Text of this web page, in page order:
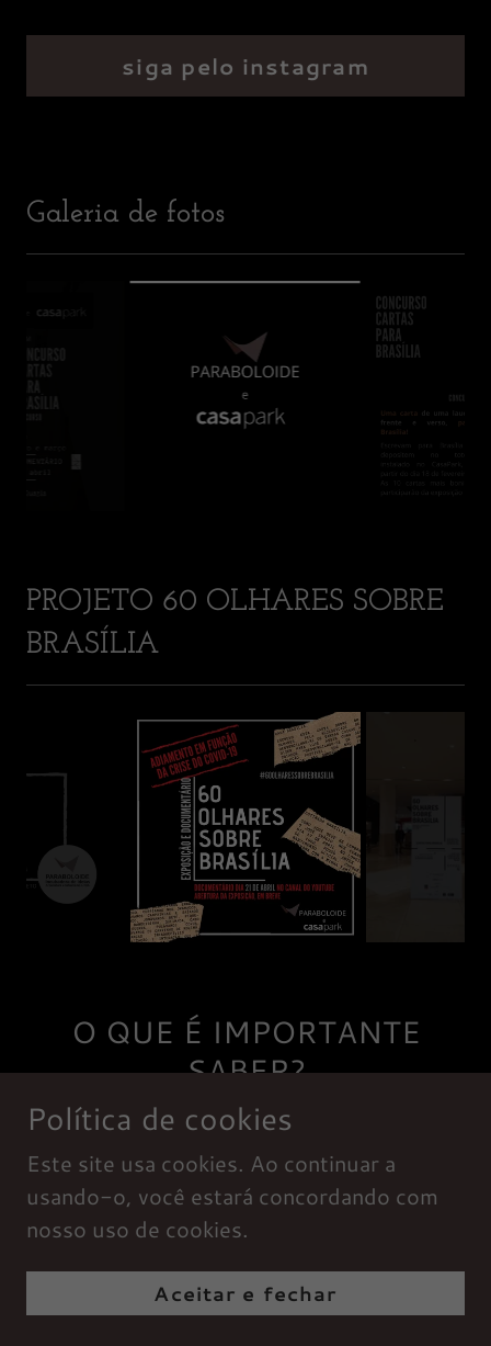
siga pelo instagram
Galeria de fotos
PROJETO 60 OLHARES SOBRE
BRASÍLIA
O QUE É IMPORTANTE
SABER?
As cartas devem ser
escritas em uma lauda;
A intenção é comemorar a
Requalificar o patrimônio
Política de cookies
Este site usa cookies. Ao continuar a
usando-o, você estará concordando com
nosso uso de cookies.
Aceitar e fechar